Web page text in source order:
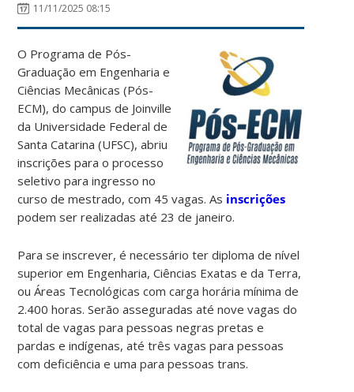
11/11/2025 08:15
O Programa de Pós-
Graduação em Engenharia e
Ciências Mecânicas (Pós-
ECM), do campus de Joinville
da Universidade Federal de
Santa Catarina (UFSC), abriu
inscrições para o processo
seletivo para ingresso no
curso de mestrado, com 45 vagas. As inscrições
podem ser realizadas até 23 de janeiro.
Para se inscrever, é necessário ter diploma de nível
superior em Engenharia, Ciências Exatas e da Terra,
ou Áreas Tecnológicas com carga horária mínima de
2.400 horas. Serão asseguradas até nove vagas do
total de vagas para pessoas negras pretas e
pardas e indígenas, até três vagas para pessoas
com deficiência e uma para pessoas trans.